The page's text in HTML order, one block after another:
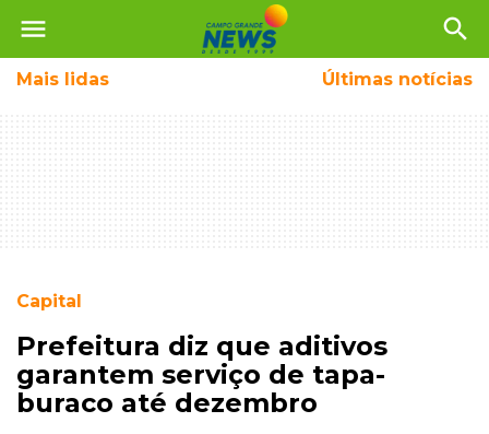
menu search
Mais lidas Últimas notícias
Capital
Prefeitura diz que aditivos
garantem serviço de tapa-
buraco até dezembro